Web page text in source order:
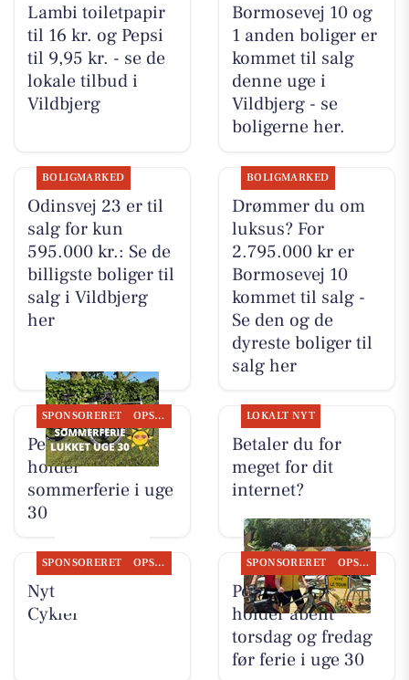
Lambi toiletpapir
til 16 kr. og Pepsi
til 9,95 kr. - se de
lokale tilbud i
Vildbjerg
Bormosevej 10 og
1 anden boliger er
kommet til salg
denne uge i
Vildbjerg - se
boligerne her.
BOLIGMARKED
Odinsvej 23 er til
salg for kun
595.000 kr.: Se de
billigste boliger til
salg i Vildbjerg
her
BOLIGMARKED
Drømmer du om
luksus? For
2.795.000 kr er
Bormosevej 10
kommet til salg -
Se den og de
dyreste boliger til
salg her
SPONSORERET OPSLAGSTAVLEN
Per P. Cykler
holder
sommerferie i uge
30
LOKALT NYT
Betaler du for
meget for dit
internet?
SPONSORERET OPSLAGSTAVLEN
Nyt fra Per P.
Cykler
SPONSORERET OPSLAGSTAVLEN
Per P. Cykler
holder åbent
torsdag og fredag
før ferie i uge 30